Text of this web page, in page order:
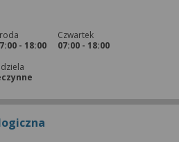
- 18:00
Czwartek
07:00 - 18:00